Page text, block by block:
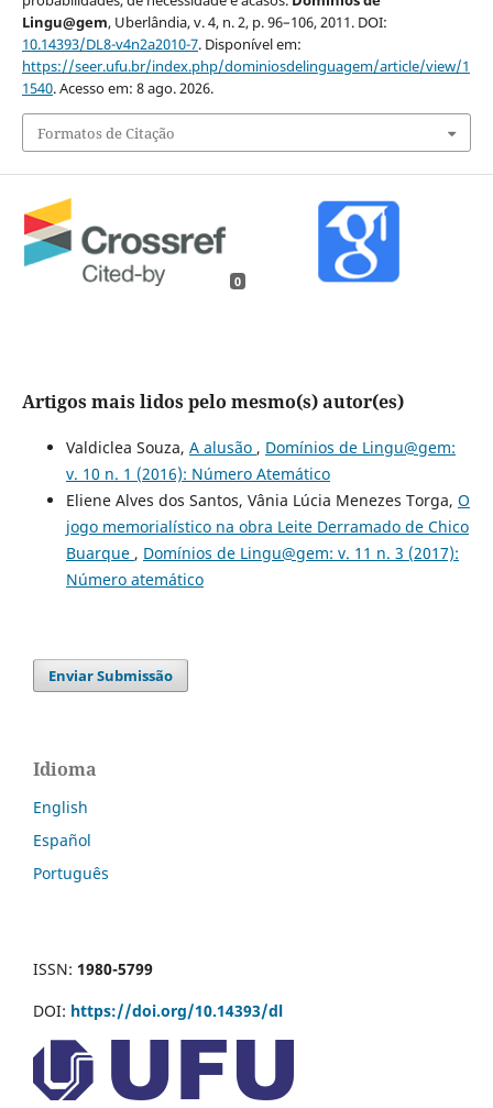
Lingu@gem, Uberlândia, v. 4, n. 2, p. 96–106, 2011. DOI:
10.14393/DL8-v4n2a2010-7. Disponível em:
https://seer.ufu.br/index.php/dominiosdelinguagem/article/view/1
1540. Acesso em: 8 ago. 2026.
Formatos de Citação
0
Artigos mais lidos pelo mesmo(s) autor(es)
Valdiclea Souza, A alusão , Domínios de Lingu@gem:
v. 10 n. 1 (2016): Número Atemático
Eliene Alves dos Santos, Vânia Lúcia Menezes Torga, O
jogo memorialístico na obra Leite Derramado de Chico
Buarque , Domínios de Lingu@gem: v. 11 n. 3 (2017):
Número atemático
Enviar Submissão
Idioma
English
Español
Português
ISSN: 1980-5799
DOI: https://doi.org/10.14393/dl